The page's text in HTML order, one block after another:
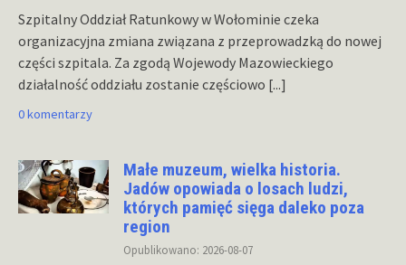
Szpitalny Oddział Ratunkowy w Wołominie czeka
organizacyjna zmiana związana z przeprowadzką do nowej
części szpitala. Za zgodą Wojewody Mazowieckiego
działalność oddziału zostanie częściowo [...]
0 komentarzy
Małe muzeum, wielka historia.
Jadów opowiada o losach ludzi,
których pamięć sięga daleko poza
region
Opublikowano: 2026-08-07